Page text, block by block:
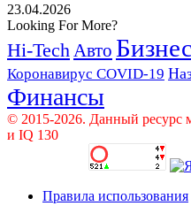
23.04.2026
Looking For More?
Hi-Tech Авто
Коронавирус COVID-19
Финансы
© 2015-2026. Данный ресурс
и IQ 130
Правила использования